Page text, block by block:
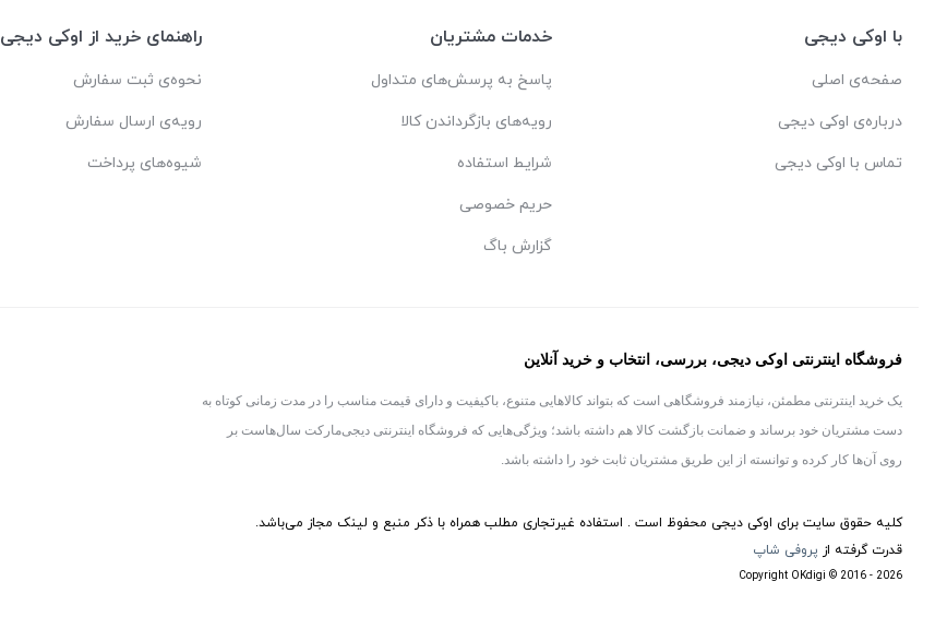
با اوکی دیجی
صفحه‌ی اصلی
درباره‌ی اوکی دیجی
تماس با اوکی دیجی
خدمات مشتریان
پاسخ به پرسش‌های متداول
رویه‌های بازگرداندن کالا
شرایط استفاده
حریم خصوصی
گزارش باگ
راهنمای خرید از اوکی دیجی
نحوه‌ی ثبت سفارش
رویه‌ی ارسال سفارش
شیوه‌های پرداخت
فروشگاه اینترنتی اوکی دیجی، بررسی، انتخاب و خرید آنلاین
یک خرید اینترنتی مطمئن، نیازمند فروشگاهی است که بتواند کالاهایی متنوع، باکیفیت و دارای قیمت مناسب را در مدت زمانی کوتاه به
دست مشتریان خود برساند و ضمانت بازگشت کالا هم داشته باشد؛ ویژگی‌هایی که فروشگاه اینترنتی دیجی‌مارکت سال‌هاست بر
روی آن‌ها کار کرده و توانسته از این طریق مشتریان ثابت خود را داشته باشد.
کلیه حقوق سایت برای اوکی دیجی محفوظ است . استفاده غیرتجاری مطلب همراه با ذکر منبع و لینک مجاز می‌باشد.
قدرت گرفته از پروفی شاپ
Copyright OKdigi © 2016 - 2026